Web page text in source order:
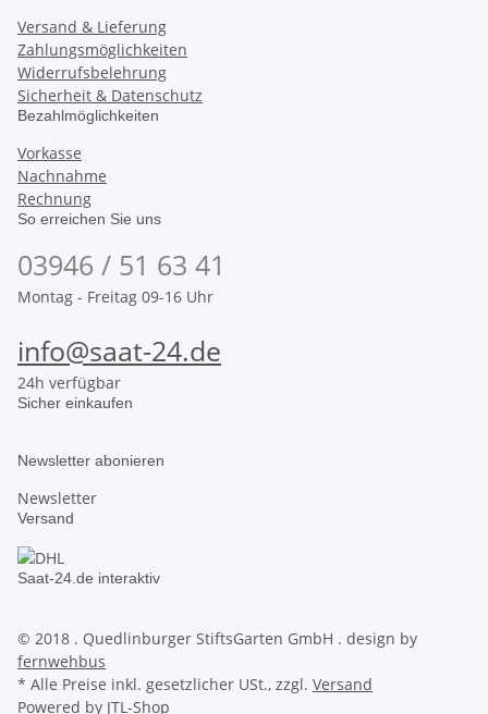
Versand & Lieferung
Zahlungsmöglichkeiten
Widerrufsbelehrung
Sicherheit & Datenschutz
Bezahlmöglichkeiten
Vorkasse
Nachnahme
Rechnung
So erreichen Sie uns
03946 / 51 63 41
Montag - Freitag 09-16 Uhr
info@saat-24.de
24h verfügbar
Sicher einkaufen
Newsletter abonieren
Newsletter
Versand
Saat-24.de interaktiv
© 2018 . Quedlinburger StiftsGarten GmbH . design by
fernwehbus
* Alle Preise inkl. gesetzlicher USt., zzgl. Versand
Powered by JTL-Shop